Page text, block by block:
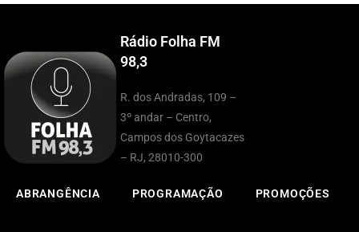
Rádio Folha FM
98,3
R. dos Andradas, 109 –
3º andar – Centro,
Campos dos Goytacazes
– RJ, 28010-300
ABRANGÊNCIA PROGRAMAÇÃO PROMOÇÕES